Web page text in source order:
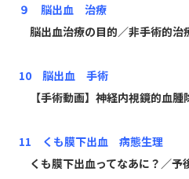
９ 脳出血 治療
脳出血治療の目的／非手術的治
10 脳出血 手術
【手術動画】神経内視鏡的血腫
11 くも膜下出血 病態生理
くも膜下出血ってなあに？／予